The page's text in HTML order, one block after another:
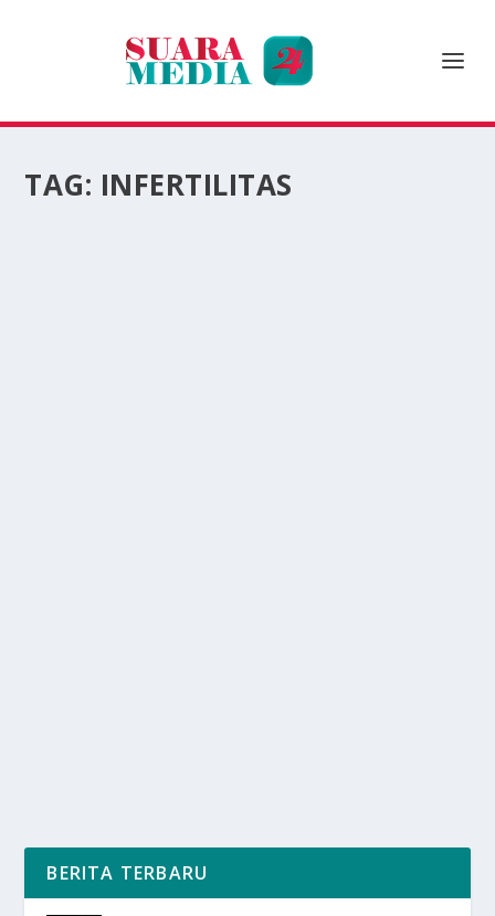
TAG: INFERTILITAS
BERITA TERBARU